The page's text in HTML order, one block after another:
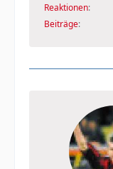
Reaktionen
Beiträge